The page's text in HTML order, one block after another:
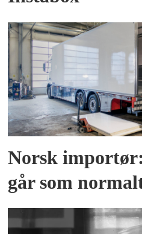
Norsk
går som